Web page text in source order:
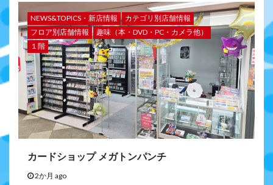
NEWS&TOPICS・新店情報
カテゴリ別店舗情報
フロア別店舗情報
趣味（本・DVD・PC・カメラ他）
１階
カードショップ メガトンパンチ
2か月 ago